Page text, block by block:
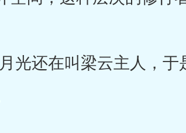
还在叫梁云主人，于